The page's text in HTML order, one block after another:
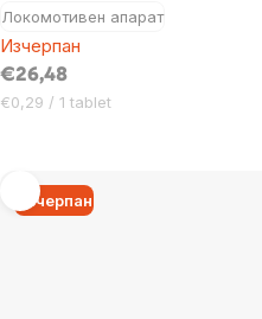
Локомотивен апарат
Изчерпан
€26,48
Цена
€0,29 / 1 tablet
Изчерпан